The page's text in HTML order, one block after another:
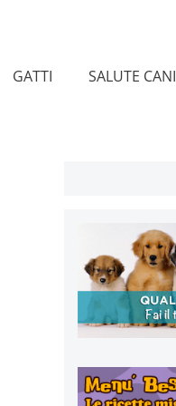
GATTI SALUTE CANI